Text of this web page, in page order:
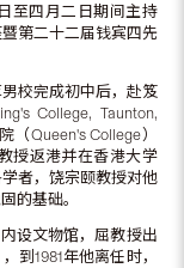
至四月二日期间主持
第二十二届钱宾四先
校完成初中后，赴笈
College, Taunton,
Queen's College）
授返港并在香港大学
者，饶宗颐教授对他
的基础。
设文物馆，屈教授出
到1981年他离任时，